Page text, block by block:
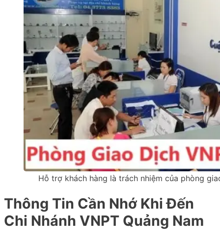
Hỗ trợ khách hàng là trách nhiệm của phòng
Thông Tin Cần Nhớ Khi Đến
Chi Nhánh VNPT Quảng Nam